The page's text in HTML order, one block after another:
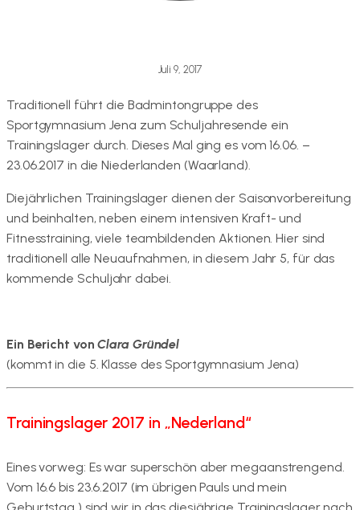
Juli 9, 2017
Traditionell führt die Badmintongruppe des
Sportgymnasium Jena zum Schuljahresende ein
Trainingslager durch. Dieses Mal ging es vom 16.06. –
23.06.2017 in die Niederlanden (Waarland).
Diejährlichen Trainingslager dienen der Saisonvorbereitung
und beinhalten, neben einem intensiven Kraft- und
Fitnesstraining, viele teambildenden Aktionen. Hier sind
traditionell alle Neuaufnahmen, in diesem Jahr 5, für das
kommende Schuljahr dabei.
Ein Bericht vonClara Gründel
(kommt in die 5. Klasse des Sportgymnasium Jena)
Trainingslager 2017 in „Nederland“
Eines vorweg: Es war superschön aber megaanstrengend.
Vom 16.6 bis 23.6.2017 (im übrigen Pauls und mein
Geburtstag ) sind wir in das diesjährige Trainingslager nach